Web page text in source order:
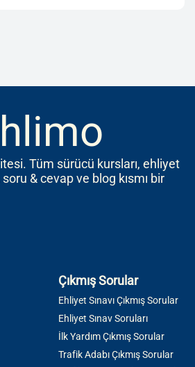
Tüm sürücü kursları, ehliyet
& cevap ve blog kısmı bir
Çıkmış Sorular
Ehliyet Sınavı Çıkmış Sorular
Ehliyet Sınav Soruları
İlk Yardım Çıkmış Sorular
Trafik Adabı Çıkmış Sorular